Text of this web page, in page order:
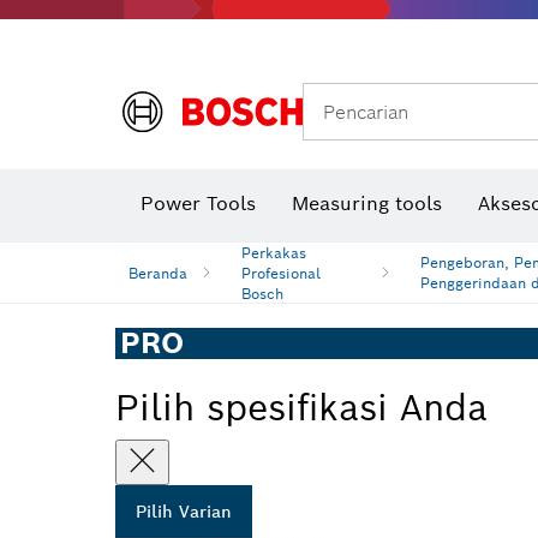
Pencarian
Power Tools Measuring tools
Beranda
Perkakas
Profesional
Bosch
Pengeboran,
Penggerindaan
PRO
Pilih spesifikasi Anda
Pilih Varian